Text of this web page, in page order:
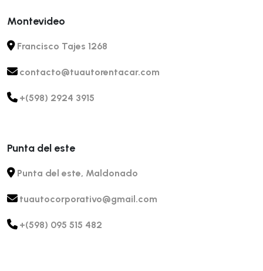
Montevideo
Francisco Tajes 1268
contacto@tuautorentacar.com
+(598) 2924 3915
Punta del este
Punta del este, Maldonado
tuautocorporativo@gmail.com
+(598) 095 515 482